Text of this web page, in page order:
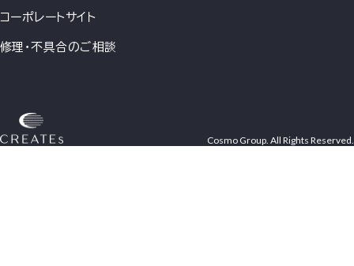
コーポレートサイト
修理・不具合のご相談
Cosmo Group. All Rights Reserved.